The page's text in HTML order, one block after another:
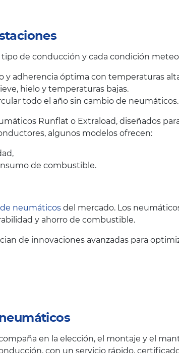
de conducción y cada condición
y adherencia óptima con temperaturas
hielo y temperaturas bajas.
todo el año sin cambio de neumáticos.
Runflat o Extraload, diseñados
algunos modelos ofrecen:
de combustible.
neumáticos del mercado. Los
y ahorro de combustible.
de innovaciones avanzadas para
en la elección, el montaje y el
con un servicio rápido,